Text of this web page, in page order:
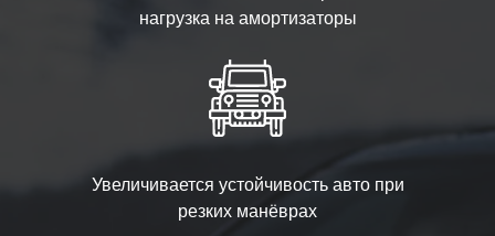
нагрузка на амортизаторы
Увеличивается устойчивость авто при
резких манёврах